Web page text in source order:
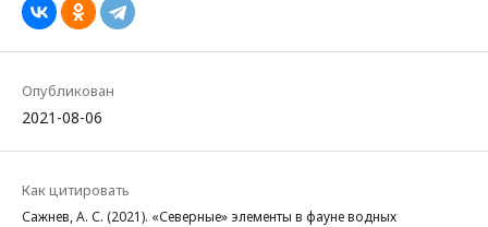
Опубликован
2021-08-06
Как цитировать
Сажнев, А. С. (2021). «Северные» элементы в фауне водных